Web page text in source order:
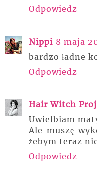
Odpowiedz
Nippi 8 maja
bardzo ładne
Odpowiedz
Hair Witch
Uwielbiam
Ale muszę
żebym teraz
Odpowiedz